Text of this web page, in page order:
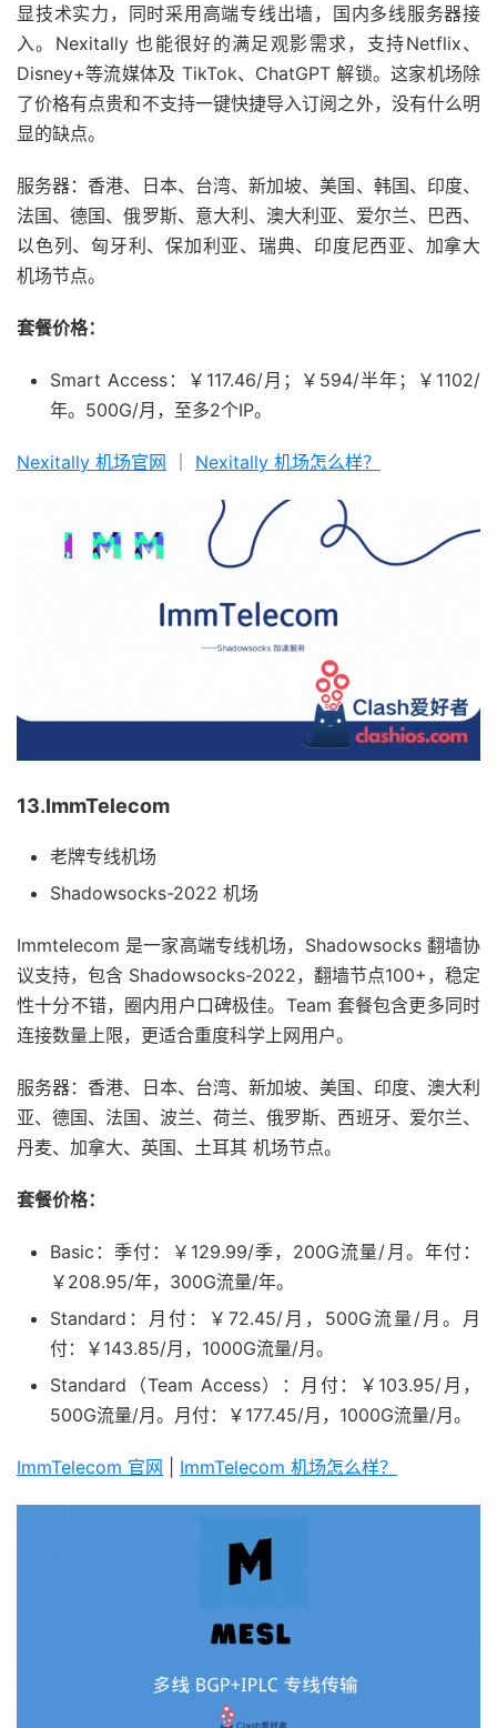
显技术实力，同时采用高端专线出墙，国内多线服务器接
入。Nexitally 也能很好的满足观影需求，支持Netflix、
Disney+等流媒体及 TikTok、ChatGPT 解锁。这家机场除
了价格有点贵和不支持一键快捷导入订阅之外，没有什么明
显的缺点。
服务器：香港、日本、台湾、新加坡、美国、韩国、印度、
法国、德国、俄罗斯、意大利、澳大利亚、爱尔兰、巴西、
以色列、匈牙利、保加利亚、瑞典、印度尼西亚、加拿大
机场节点。
套餐价格：
Smart Access：￥117.46/月；￥594/半年；￥1102/
年。500G/月，至多2个IP。
Nexitally 机场官网 Nexitally 机场怎么样？
13.ImmTelecom
老牌专线机场
Shadowsocks-2022 机场
Immtelecom 是一家高端专线机场，Shadowsocks 翻墙协
议支持，包含 Shadowsocks-2022，翻墙节点100+，稳定
性十分不错，圈内用户口碑极佳。Team 套餐包含更多同时
连接数量上限，更适合重度科学上网用户。
服务器：香港、日本、台湾、新加坡、美国、印度、澳大利
亚、德国、法国、波兰、荷兰、俄罗斯、西班牙、爱尔兰、
丹麦、加拿大、英国、土耳其 机场节点。
套餐价格：
Basic：季付：￥129.99/季，200G流量/月。年付：
￥208.95/年，300G流量/年。
Standard：月付：￥72.45/月，500G流量/月。月
付：￥143.85/月，1000G流量/月。
Standard（Team Access）：月付：￥103.95/月，
500G流量/月。月付：￥177.45/月，1000G流量/月。
ImmTelecom 官网 ImmTelecom 机场怎么样？